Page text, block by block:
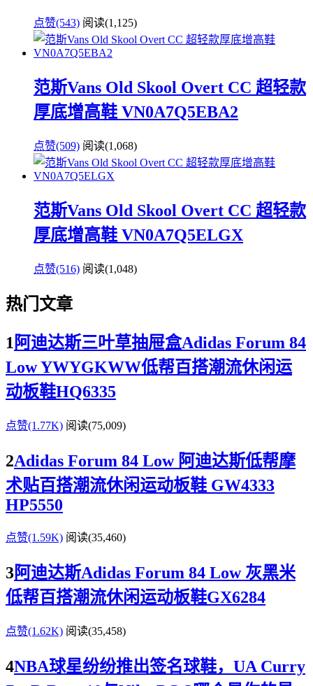
点赞(543) 阅读(1,125)
范斯Vans Old Skool Overt CC 超轻款
厚底增高鞋 VN0A7Q5EBA2
点赞(509) 阅读(1,068)
范斯Vans Old Skool Overt CC 超轻款
厚底增高鞋 VN0A7Q5ELGX
点赞(516) 阅读(1,048)
热门文章
1 阿迪达斯三叶草抽屉盒Adidas Forum 84
Low YWYGKWW低帮百搭潮流休闲运
动板鞋HQ6335
点赞(1.77K) 阅读(75,009)
2Adidas Forum 84 Low 阿迪达斯低帮摩
术贴百搭潮流休闲运动板鞋 GW4333
HP5550
点赞(1.59K) 阅读(35,460)
3阿迪达斯Adidas Forum 84 Low 灰黑米
低帮百搭潮流休闲运动板鞋GX6284
点赞(1.62K) 阅读(35,458)
4NBA球星纷纷推出签名球鞋，UA Curry